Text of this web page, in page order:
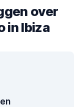
over
in Ibiza